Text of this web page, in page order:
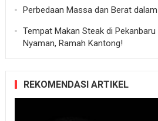
Perbedaan Massa dan Berat
Tempat Makan Steak di
Nyaman, Ramah Kantong!
REKOMENDASI ARTIKEL